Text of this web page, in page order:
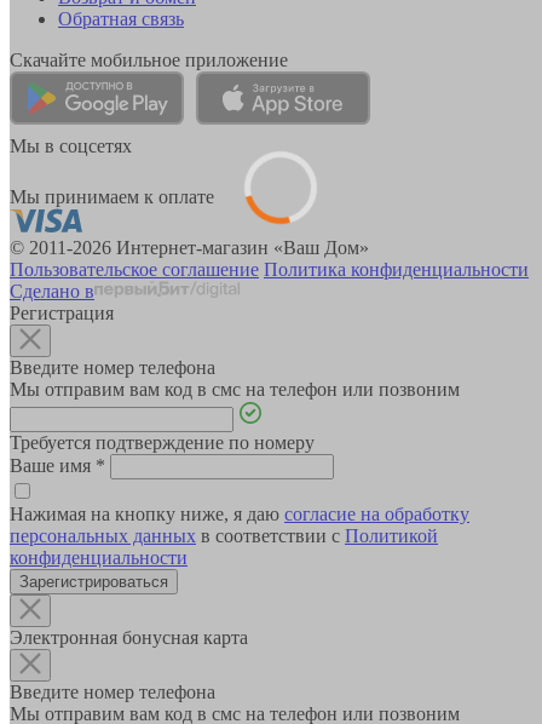
Обратная связь
Скачайте мобильное приложение
Мы в соцсетях
Мы принимаем к оплате
© 2011-2026 Интернет-магазин «Ваш Дом»
Пользовательское соглашение Политика конфиденциальности
Сделано в
Регистрация
Введите номер телефона
Мы отправим вам код в смс на телефон или позвоним
Требуется подтверждение по номеру
Ваше имя *
Нажимая на кнопку ниже, я даю согласие на обработку
персональных данных в соответствии с Политикой
конфиденциальности
Зарегистрироваться
Электронная бонусная карта
Введите номер телефона
Мы отправим вам код в смс на телефон или позвоним